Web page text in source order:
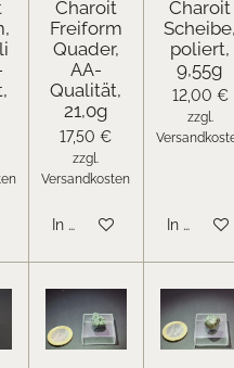
Charoit
Freiform
Quader,
AA-
Qualität,
21,0g
17,50 €
zzgl.
Versandkosten
In den Warenkorb
Charoit
Scheibe,
poliert,
9,55g
12,00 €
zzgl.
In den